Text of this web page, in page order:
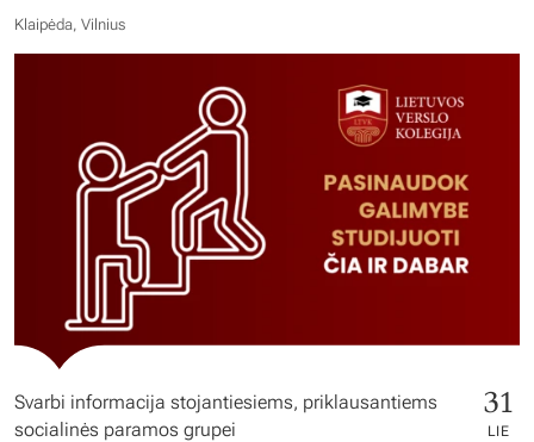
Klaipėda, Vilnius
Svarbi informacija stojantiesiems, priklausantiems
socialinės paramos grupei
31
LIE